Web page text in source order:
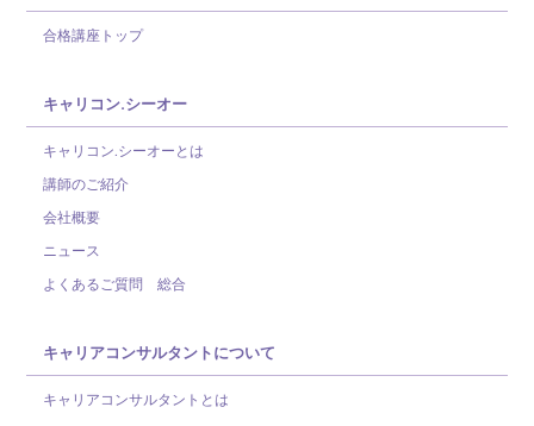
合格講座トップ
キャリコン.シーオー
キャリコン.シーオーとは
講師のご紹介
会社概要
ニュース
よくあるご質問 総合
キャリアコンサルタントについて
キャリアコンサルタントとは